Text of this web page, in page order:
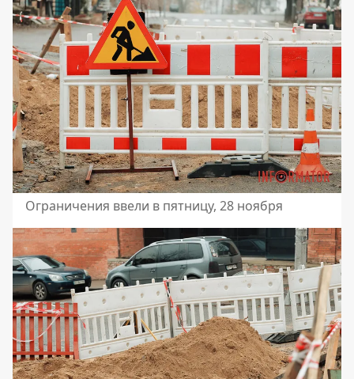
Ограничения ввели в пятницу, 28 ноября